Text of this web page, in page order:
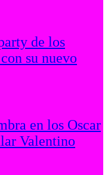
de los
su nuevo
en los Oscar
Valentino